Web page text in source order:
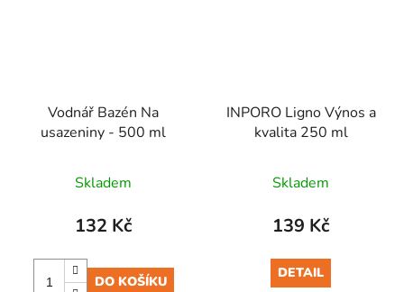
Vodnář Bazén Na
usazeniny - 500 ml
Skladem
132 Kč
DO KOŠÍKU
INPORO Ligno Výnos a
kvalita 250 ml
Skladem
139 Kč
DETAIL